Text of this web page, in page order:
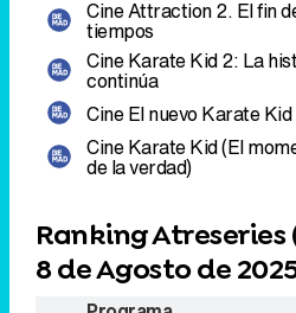
CineAttraction 2. El fin
tiempos
CineKarate Kid 2: La
continúa
CineEl nuevo Karate Kid
CineKarate Kid (El
de la verdad)
Ranking Atreseries
8 de Agosto de